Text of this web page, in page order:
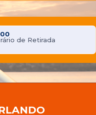
de Retirada